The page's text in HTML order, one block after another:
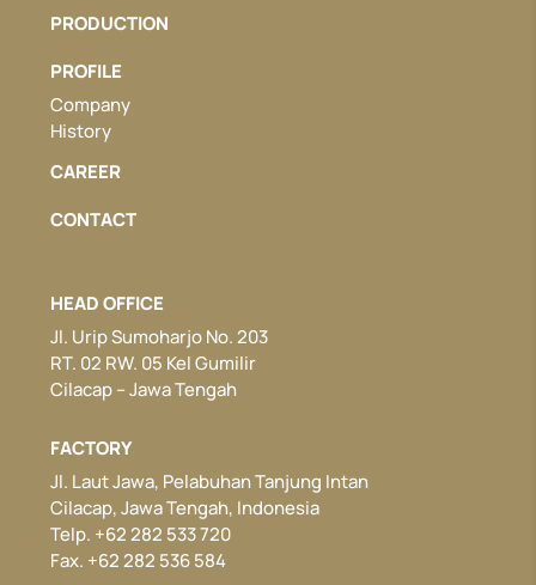
PRODUCTION
PROFILE
Company
History
CAREER
CONTACT
HEAD OFFICE
Jl. Urip Sumoharjo No. 203
RT. 02 RW. 05 Kel Gumilir
Cilacap – Jawa Tengah
FACTORY
Jl. Laut Jawa, Pelabuhan Tanjung Intan
Cilacap, Jawa Tengah, Indonesia
Telp. +62 282 533 720
Fax. +62 282 536 584